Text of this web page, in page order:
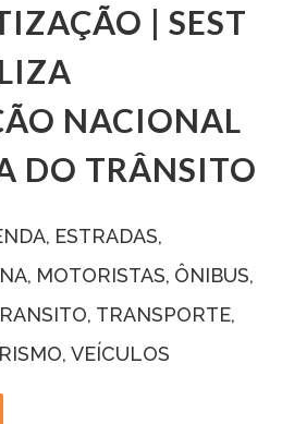
| SEST
NACIONAL
DO TRÂNSITO
ESTRADAS
MOTORISTAS ÔNIBUS
TRANSPORTE
VEÍCULOS